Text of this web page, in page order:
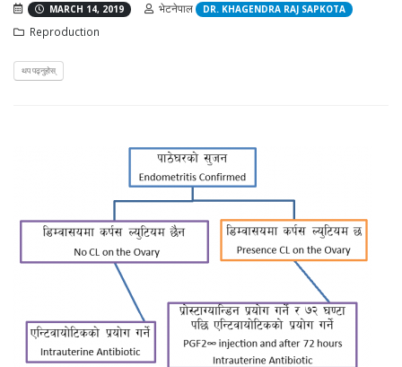
MARCH 14, 2019 भेटनेपाल DR. KHAGENDRA RAJ SAPKOTA
Reproduction
थप पढ्नुहोस्